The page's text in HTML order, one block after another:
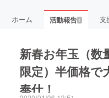
ホーム 活動報告1 支
新春お年玉（数
限定）半価格で
奉仕！